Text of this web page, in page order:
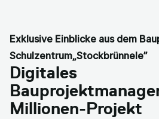
Exklusive Einblicke aus dem
Schulzentrum„Stockbrünnele”
Digitales
Millionen-Projekt